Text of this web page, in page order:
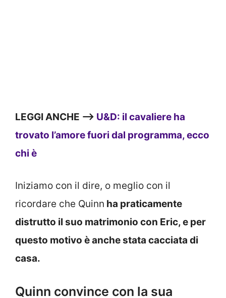
LEGGI ANCHE —> U&D: il cavaliere ha
trovato l’amore fuori dal programma, ecco
chi è
Iniziamo con il dire, o meglio con il
ricordare che Quinn ha praticamente
distrutto il suo matrimonio con Eric, e per
questo motivo è anche stata cacciata di
casa.
Quinn convince con la sua